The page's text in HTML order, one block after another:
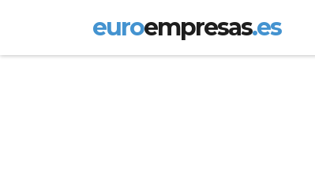
euroempresas.es